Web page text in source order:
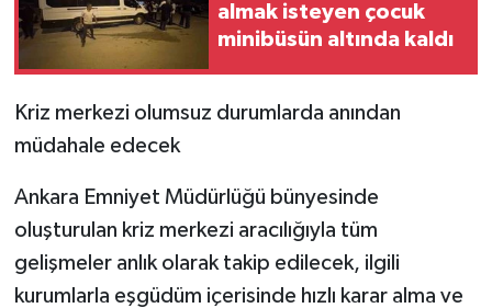
almak isteyen çocuk
minibüsün altında kaldı
Kriz merkezi olumsuz durumlarda anından
müdahale edecek
Ankara Emniyet Müdürlüğü bünyesinde
oluşturulan kriz merkezi aracılığıyla tüm
gelişmeler anlık olarak takip edilecek, ilgili
kurumlarla eşgüdüm içerisinde hızlı karar alma ve